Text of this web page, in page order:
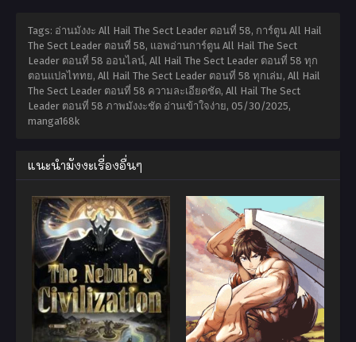
Tags: อ่านมังงะ All Hail The Sect Leader ตอนที่ 58, การ์ตูน All Hail
The Sect Leader ตอนที่ 58, แอพอ่านการ์ตูน All Hail The Sect
Leader ตอนที่ 58 ออนไลน์, All Hail The Sect Leader ตอนที่ 58 ทุก
ตอนแปลไททย, All Hail The Sect Leader ตอนที่ 58 ทุกเล่ม, All Hail
The Sect Leader ตอนที่ 58 ความละเอียดชัด, All Hail The Sect
Leader ตอนที่ 58 ภาพมังงะชัด อ่านเข้าใจง่าย, 05/30/2025,
manga168k
แนะนำมังงะเรื่องอื่นๆ